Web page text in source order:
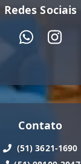
Redes Sociais
Contato
(51) 3621-1690